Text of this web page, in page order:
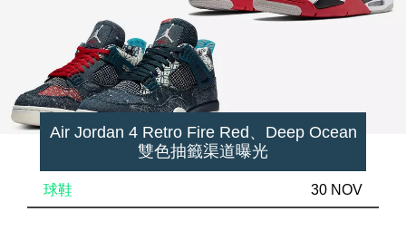
Air Jordan 4 Retro Fire Red、Deep Ocean
雙色抽籤渠道曝光
球鞋 30 NOV